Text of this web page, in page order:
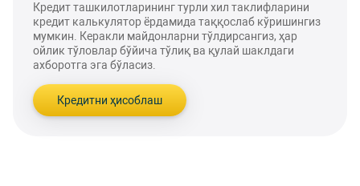
Кредит ташкилотларининг турли хил таклифларини
кредит калькулятор ёрдамида таққослаб кўришингиз
мумкин. Керакли майдонларни тўлдирсангиз, ҳар
ойлик тўловлар бўйича тўлиқ ва қулай шаклдаги
ахборотга эга бўласиз.
Кредитни ҳисоблаш